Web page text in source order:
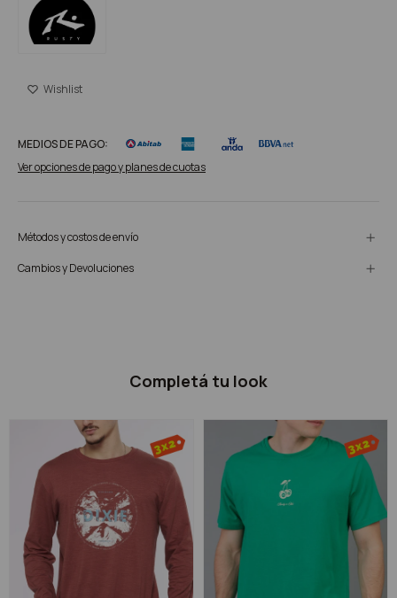
MEDIOS DE PAGO:
Ver opciones de pago y planes de cuotas
Métodos y costos de envío
Cambios y Devoluciones
Completá tu look